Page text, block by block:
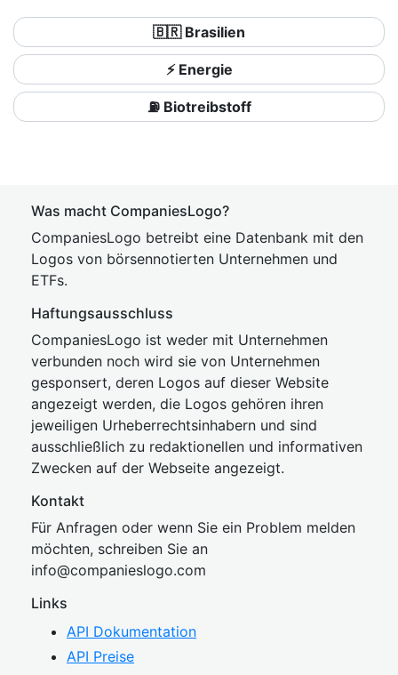
🇧🇷 Brasilien
⚡ Energie
⛽ Biotreibstoff
Was macht CompaniesLogo?
CompaniesLogo betreibt eine Datenbank mit den
Logos von börsennotierten Unternehmen und
ETFs.
Haftungsausschluss
CompaniesLogo ist weder mit Unternehmen
verbunden noch wird sie von Unternehmen
gesponsert, deren Logos auf dieser Website
angezeigt werden, die Logos gehören ihren
jeweiligen Urheberrechtsinhabern und sind
ausschließlich zu redaktionellen und informativen
Zwecken auf der Webseite angezeigt.
Kontakt
Für Anfragen oder wenn Sie ein Problem melden
möchten, schreiben Sie an
info@companieslogo.com
Links
API Dokumentation
API Preise